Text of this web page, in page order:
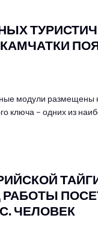
модули размещены
ключа – одних из
ЧЕЛОВЕК